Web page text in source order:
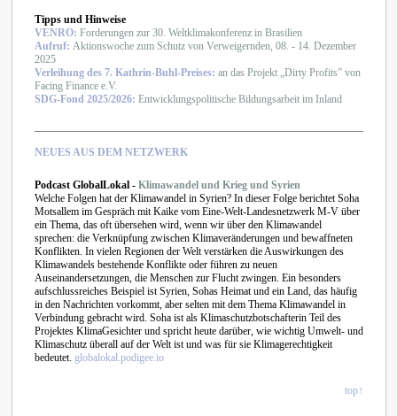
Tipps und Hinweise
VENRO: Forderungen zur 30. Weltklimakonferenz in Brasilien
Aufruf: Aktionswoche zum Schutz von Verweigernden, 08. - 14. Dezember
2025
Verleihung des 7. Kathrin-Buhl-Preises: an das Projekt „Dirty Profits” von
Facing Finance e.V.
SDG-Fond 2025/2026: Entwicklungspolitische Bildungsarbeit im Inland
NEUES AUS DEM NETZWERK
Podcast GlobalLokal - Klimawandel und Krieg und Syrien
Welche Folgen hat der Klimawandel in Syrien? In dieser Folge berichtet Soha
Motsallem im Gespräch mit Kaike vom Eine-Welt-Landesnetzwerk M-V über
ein Thema, das oft übersehen wird, wenn wir über den Klimawandel
sprechen: die Verknüpfung zwischen Klimaveränderungen und bewaffneten
Konflikten. In vielen Regionen der Welt verstärken die Auswirkungen des
Klimawandels bestehende Konflikte oder führen zu neuen
Auseinandersetzungen, die Menschen zur Flucht zwingen. Ein besonders
aufschlussreiches Beispiel ist Syrien, Sohas Heimat und ein Land, das häufig
in den Nachrichten vorkommt, aber selten mit dem Thema Klimawandel in
Verbindung gebracht wird. Soha ist als Klimaschutzbotschafterin Teil des
Projektes KlimaGesichter und spricht heute darüber, wie wichtig Umwelt- und
Klimaschutz überall auf der Welt ist und was für sie Klimagerechtigkeit
bedeutet. globalokal.podigee.io
top↑